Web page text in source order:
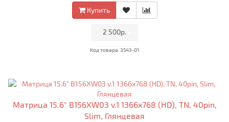
Купить
2 500р.
Код товара: 3543-01
Матрица 15.6" B156XW03 v.1 1366x768 (HD), TN, 40pin,
Slim, Глянцевая